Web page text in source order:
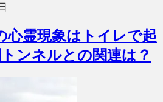
心霊現象はトイレで起
ンネルとの関連は？